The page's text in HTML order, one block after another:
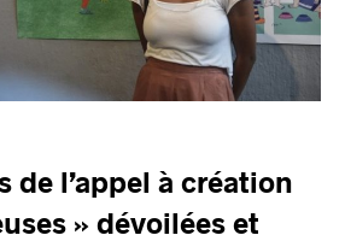
de l’appel à création
» dévoilées et